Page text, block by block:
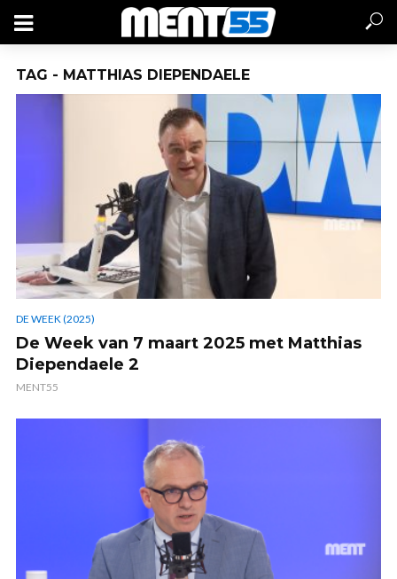
TAG - MATTHIAS DIEPENDAELE
DE WEEK (2025)
De Week van 7 maart 2025 met Matthias
Diependaele 2
MENT55